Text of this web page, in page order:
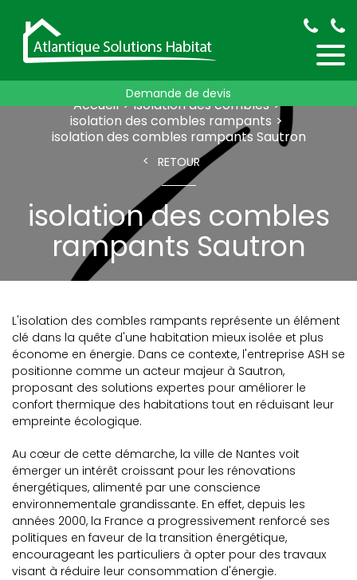
Demande de devis
Accueil
isolation des combles
isolation des combles rampants
isolation des combles rampants Sautron
RETOUR
isolation des combles
rampants Sautron
L'isolation des combles rampants représente un élément
clé dans la quête d'une habitation mieux isolée et plus
économe en énergie. Dans ce contexte, l'entreprise ASH se
positionne comme un acteur majeur à Sautron,
proposant des solutions expertes pour améliorer le
confort thermique des habitations tout en réduisant leur
empreinte écologique.
Au cœur de cette démarche, la ville de Nantes voit
émerger un intérêt croissant pour les rénovations
énergétiques, alimenté par une conscience
environnementale grandissante. En effet, depuis les
années 2000, la France a progressivement renforcé ses
politiques en faveur de la transition énergétique,
encourageant les particuliers à opter pour des travaux
visant à réduire leur consommation d'énergie.